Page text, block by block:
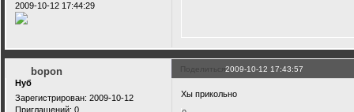
2009-10-12 17:44:29
Поделиться2009-10-12 17:43:57
bopon
Нуб
Зарегистрирован: 2009-10-12
Приглашений: 0
Хы прикольно